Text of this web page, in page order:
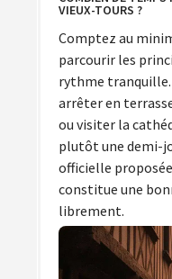
VIEUX-TOURS ?
Comptez au
parcourir les
rythme tranquille.
arrêter en
ou visiter la
plutôt une demi-
officielle
constitue une
librement.